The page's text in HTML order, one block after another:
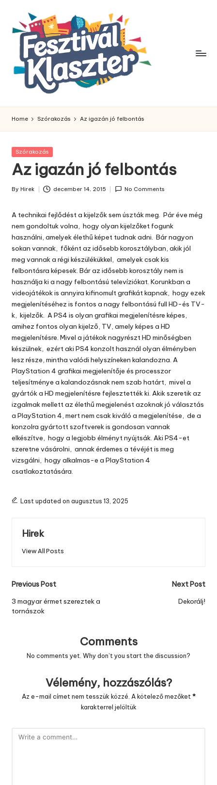
content
Home Szórakozás Az igazán jó felbontás
Posted
Szórakozás
Az igazán jó felbontás
Posted
By Hirek december 14, 2015 No Comments
A technikai fejlődést a kijelzők sem úszták meg. Pár éve még
nem gondoltuk volna, hogy olyan kijelzőket fogunk
használni, amelyek élethű képet tudnak adni. Bár nagyon
sokan vannak, főként az idősebb korosztályban, akik jól
meg vannak a régi készülékükkel, amelyek csak kis
felbontásra képesek. Bár az idősebb korosztály nem is
használja ki a nagy felbontású televíziókat. Korunkban a
videojátékok is annyira kifinomult grafikát kapnak, hogy ezek
megjelenítéséhez is fontos a nagy felbontású full HD-és TV-
k, kijelzők. A PS4 is olyan grafikai megjelenítésre képes,
amihez fontos olyan kijelző, TV, amely képes a HD
megjelenítésre. Mivel a játékoknagyrészt HD minőségben
készülnek, ezért aki PS4 konzolt használ olyan élményben
lesz része, mintha valódi helyszíneken kalandozna. A
PlayStation 4 grafikai megjelenítője és processzor
teljesítménye a kalandozásnak nem szab határt, mivel a
gyártók a HD megjelenítésre fejlesztették ki. Akik szeretik az
izgalmak mellett az élethű megjelenést azoknak jó választás
a PlayStation 4, mert nem csak kiváló a megjelenítése, de a
konzolra gyártott szoftverek is gondosan vannak
elkészítve, hogy a legjobb élményt nyújtsák. Aki PS4-et
szeretne vásárolni, annak érdemes a tévéjét is meg
vizsgálni, hogy alkalmas-e a PlayStation 4
csatlakoztatására.
Last updated on augusztus 13, 2025
Hirek
View All Posts
Post
navigation
Previous Post
3 magyar érmet szereztek a
tornászok
Next Post
Dekorálj!
Comments
No comments yet. Why don’t you start the discussion?
Vélemény, hozzászólás?
Az e-mail címet nem tesszük közzé. A kötelező mezőket*
karakterrel jelöltük